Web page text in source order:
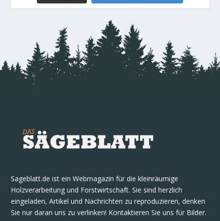
Sageblatt.de ist ein Webmagazin für die kleinräumige
Holzverarbeitung und Forstwirtschaft. Sie sind herzlich
eingeladen, Artikel und Nachrichten zu reproduzieren, denken
Sie nur daran uns zu verlinken! Kontaktieren Sie uns für Bilder.